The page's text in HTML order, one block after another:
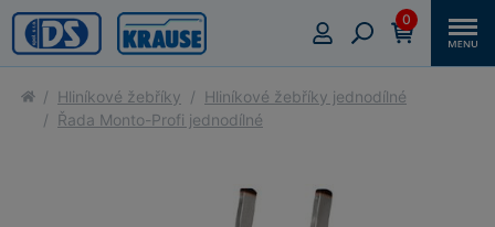
0
Hliníkové žebříky
Hliníkové žebříky jednodílné
Řada Monto-Profi jednodílné